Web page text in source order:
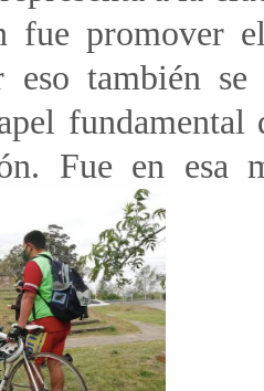
fue promover
eso también
fundamental
Fue en esa